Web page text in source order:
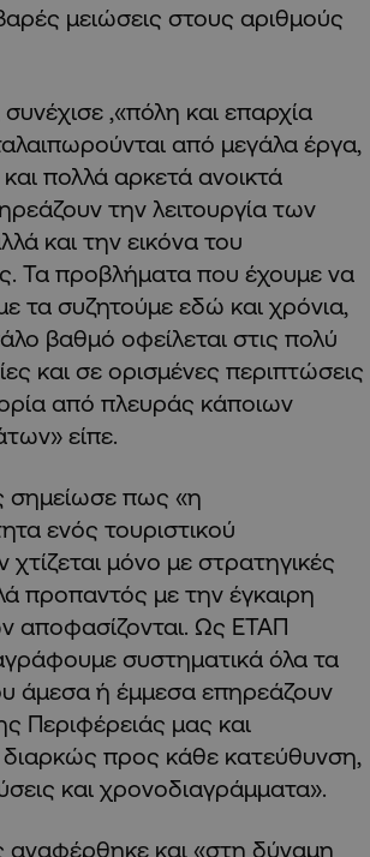
μειώσεις στους αριθμούς
συνέχισε ,«πόλη και επαρχία
από μεγάλα έργα,
πολλά αρκετά ανοικτά
την λειτουργία των
και την εικόνα του
Τα προβλήματα που έχουμε να
τα συζητούμε εδώ και χρόνια,
βαθμό οφείλεται στις πολύ
και σε ορισμένες περιπτώσεις
από πλευράς κάποιων
είπε.
σημείωσε πως «η
ενός τουριστικού
μόνο με στρατηγικές
προπαντός με την έγκαιρη
αποφασίζονται. Ως ΕΤΑΠ
συστηματικά όλα τα
άμεσα ή έμμεσα επηρεάζουν
Περιφέρειάς μας και
προς κάθε κατεύθυνση,
και χρονοδιαγράμματα».
αναφέρθηκε και «στη δύναμη